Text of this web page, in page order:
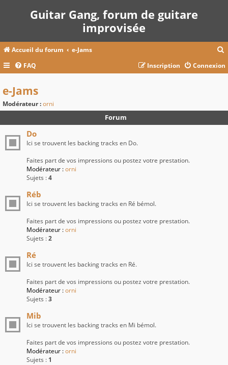
Guitar Gang, forum de guitare
improvisée
Accueil du forum e-Jams
c
FAQ Connexion
Inscription
e-Jams
Modérateur :orni
Forum
Do
Ici se trouvent les backing tracks en Do.
Faites part de vos impressions ou postez votre prestation.
Modérateur :orni
Sujets :4
Réb
Ici se trouvent les backing tracks en Ré bémol.
Faites part de vos impressions ou postez votre prestation.
Modérateur :orni
Sujets :2
Ré
Ici se trouvent les backing tracks en Ré.
Faites part de vos impressions ou postez votre prestation.
Modérateur :orni
Sujets :3
Mib
Ici se trouvent les backing tracks en Mi bémol.
Faites part de vos impressions ou postez votre prestation.
Modérateur :orni
Sujets : 1